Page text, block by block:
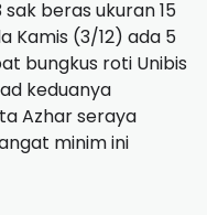
beras ukuran 15
Kamis (3/12) ada 5
bungkus roti Unibis
keduanya
Azhar seraya
minim ini